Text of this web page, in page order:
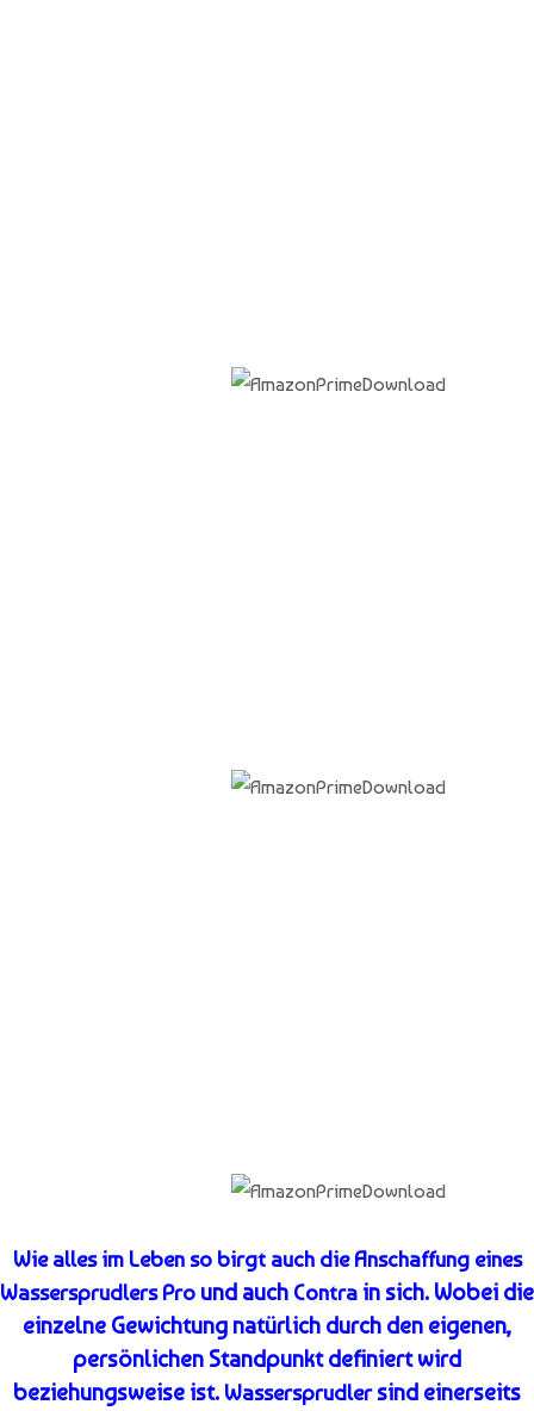
Wie alles im Leben so birgt auch die Anschaffung eines
Wassersprudlers Pro und auch Contrain sich. Wobei die
einzelne Gewichtung natürlich durch den eigenen,
persönlichen Standpunkt definiert wird
beziehungsweise ist. Wassersprudlersind einerseits